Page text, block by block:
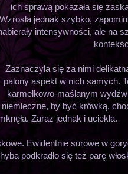
ich sprawą pokazała się
Wzrosła jednak szybko,
intensywności, ale na
Zaznaczyła się za nimi
palony aspekt w nich samych.
karmelkowo-maślanym
niemleczne, by być krówką,
Zaraz jednak i uciekła.
Ewidentnie surowe w
podkradło się też parę